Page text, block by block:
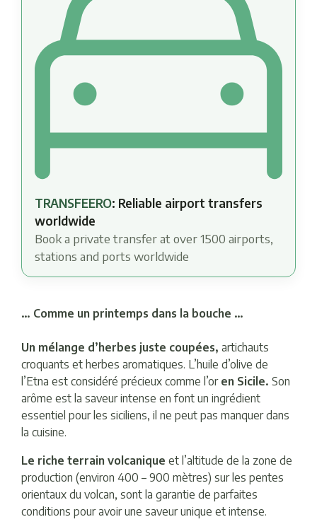
TRANSFEERO: Reliable airport transfers
worldwide
Book a private transfer at over 1500 airports,
stations and ports worldwide
… Comme un printemps dans la bouche …
Un mélange d’herbes juste coupées, artichauts
croquants et herbes aromatiques. L’huile d’olive de
l’Etna est considéré précieux comme l’oren Sicile. Son
arôme est la saveur intense en font un ingrédient
essentiel pour les siciliens, il ne peut pas manquer dans
la cuisine.
Le riche terrain volcanique et l’altitude de la zone de
production (environ 400 – 900 mètres) sur les pentes
orientaux du volcan, sont la garantie de parfaites
conditions pour avoir une saveur unique et intense.